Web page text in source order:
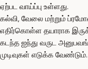
ஏற்பட வாய்ப்பு உள்ளது.
கல்வி, வேலை மற்றும்
எதிர்கொள்ள தயாராக
கடந்த ஐந்து வருட
முடிவுகள் எடுக்க வேண்டும்.